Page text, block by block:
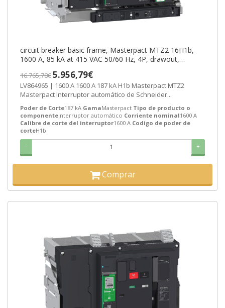
circuit breaker basic frame, Masterpact MTZ2 16H1b,
1600 A, 85 kA at 415 VAC 50/60 Hz, 4P, drawout,
16.765,78€5.956,79€
LV864965 | 1600 A 1600 A 187 kA H1b Masterpact MTZ2
Masterpact Interruptor automático de Schneider...
Poder de Corte187 kA GamaMasterpact Tipo de producto o
componenteInterruptor automático Corriente nominal1600 A
Calibre de corte del interruptor1600 A Codigo de poder de
corteH1b
- +
Comprar